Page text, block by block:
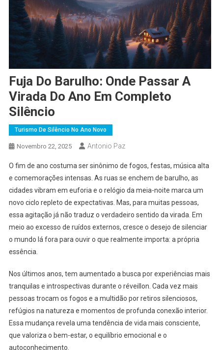
Fuja Do Barulho: Onde Passar A
Virada Do Ano Em Completo
Silêncio
Turismo De Silêncio No Ano Novo
Novembro 22, 2025 Antonio Paz
O fim de ano costuma ser sinônimo de fogos, festas, música alta
e comemorações intensas. As ruas se enchem de barulho, as
cidades vibram em euforia e o relógio da meia-noite marca um
novo ciclo repleto de expectativas. Mas, para muitas pessoas,
essa agitação já não traduz o verdadeiro sentido da virada. Em
meio ao excesso de ruídos externos, cresce o desejo de silenciar
o mundo lá fora para ouvir o que realmente importa: a própria
essência.
Nos últimos anos, tem aumentado a busca por experiências mais
tranquilas e introspectivas durante o réveillon. Cada vez mais
pessoas trocam os fogos e a multidão por retiros silenciosos,
refúgios na natureza e momentos de profunda conexão interior.
Essa mudança revela uma tendência de vida mais consciente,
que valoriza o bem-estar, o equilíbrio emocional e o
autoconhecimento.